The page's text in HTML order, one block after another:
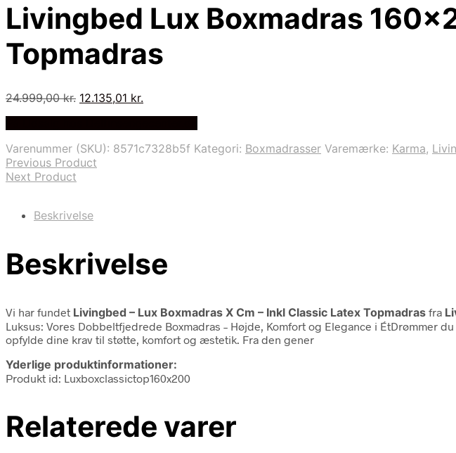
Livingbed Lux Boxmadras
Topmadras
24.999,00kr. Den
24.999,00 kr..
12.135,01 kr.
12.135,01 kr..
Varenummer (SKU): 8571c7328b5f Kategori: Boxmadrasser Varemærke: Karma,
Previous Product
Next Product
Beskrivelse
Beskrivelse
Vi har fundet Livingbed – Lux Boxmadras X Cm – Inkl Classic Latex Topmadras fra
Luksus: Vores Dobbeltfjedrede Boxmadras – Højde, Komfort og Elegance i
opfylde dine krav til støtte, komfort og æstetik. Fra den gener
Yderlige produktinformationer:
Produkt id: Luxboxclassictop160x200
Relaterede varer